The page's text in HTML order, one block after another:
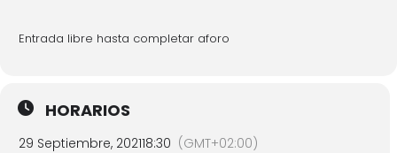
Entrada libre hasta completar aforo
HORARIOS
29 Septiembre, 202118:30 (GMT+02:00)